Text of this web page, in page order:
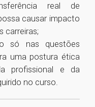
real de
causar impacto
carreiras;
só nas questões
uma postura ética
profissional e da
no curso.